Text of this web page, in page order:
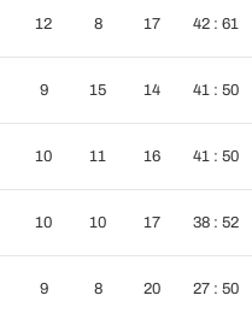
12 8 17 42 : 61
9 15 14 41 : 50
10 11 16 41 : 50
10 10 17 38 : 52
9 8 20 27 : 50